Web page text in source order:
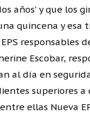
años' y que los
quincena y esa
responsables
Escobar,
al día en
superiores a
ellas Nueva